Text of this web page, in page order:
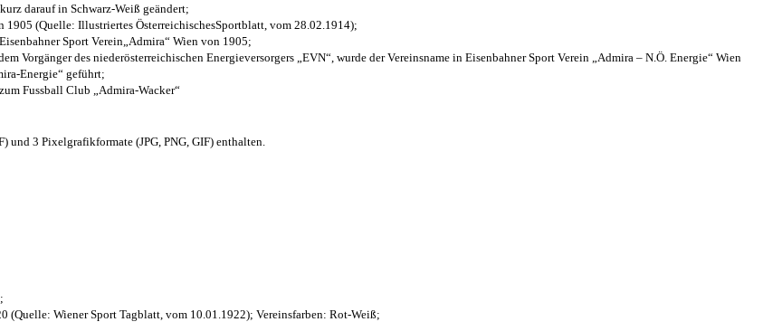
darauf in Schwarz-Weiß geändert;
1905 (Quelle: Illustriertes ÖsterreichischesSportblatt, vom 28.02.1914);
Sport Verein„Admira“ Wien von 1905;
Vorgänger des niederösterreichischen Energieversorgers „EVN“, wurde der Vereinsname in Eisenbahner Sport Verein „Admira – N.Ö. Energie“ Wien
Energie“ geführt;
Fussball Club „Admira-Wacker“
und 3 Pixelgrafikformate (JPG, PNG, GIF) enthalten.
(Quelle: Wiener Sport Tagblatt, vom 10.01.1922); Vereinsfarben: Rot-Weiß;